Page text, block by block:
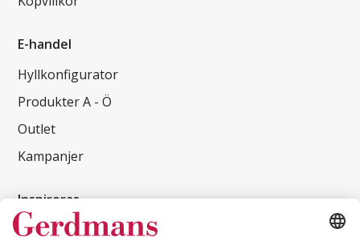
E-handel
Hyllkonfigurator
Produkter A - Ö
Outlet
Kampanjer
Inspireras
Kundcase